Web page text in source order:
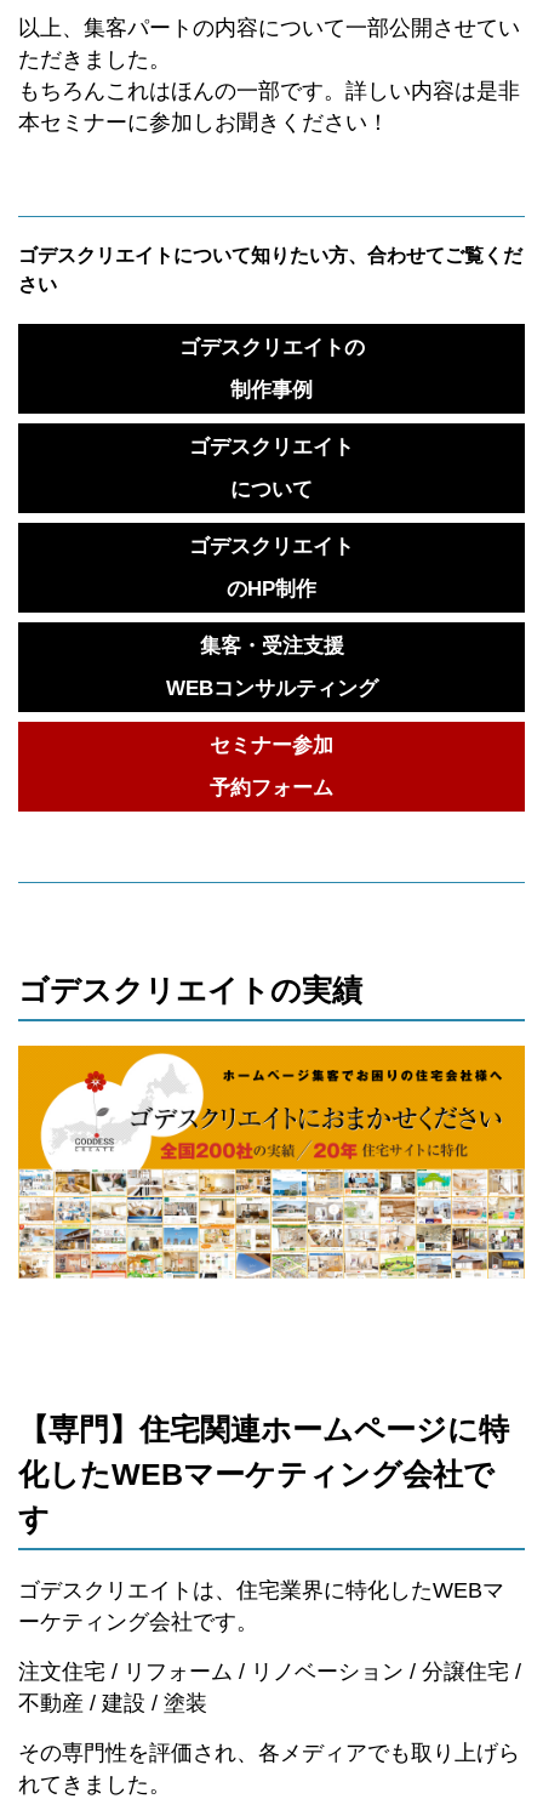
以上、集客パートの内容について一部公開させてい
ただきました。
もちろんこれはほんの一部です。詳しい内容は是非
本セミナーに参加しお聞きください！
ゴデスクリエイトについて知りたい方、合わせてご覧くだ
さい
ゴデスクリエイトの
制作事例
ゴデスクリエイト
について
ゴデスクリエイト
のHP制作
集客・受注支援
WEBコンサルティング
セミナー参加
予約フォーム
ゴデスクリエイトの実績
【専門】住宅関連ホームページに特
化したWEBマーケティング会社で
す
ゴデスクリエイトは、住宅業界に特化したWEBマ
ーケティング会社です。
注文住宅 / リフォーム / リノベーション / 分譲住宅 /
不動産 / 建設 / 塗装
その専門性を評価され、各メディアでも取り上げら
れてきました。